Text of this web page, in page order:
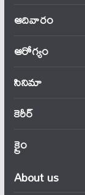
ఆదివారం
ఆరోగ్యం
సినిమా
కెరీర్
క్రైం
About us